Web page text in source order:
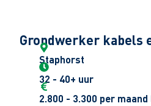
Grondwerker kabels
Staphorst
32 - 40+ uur
2.800 - 3.300 per